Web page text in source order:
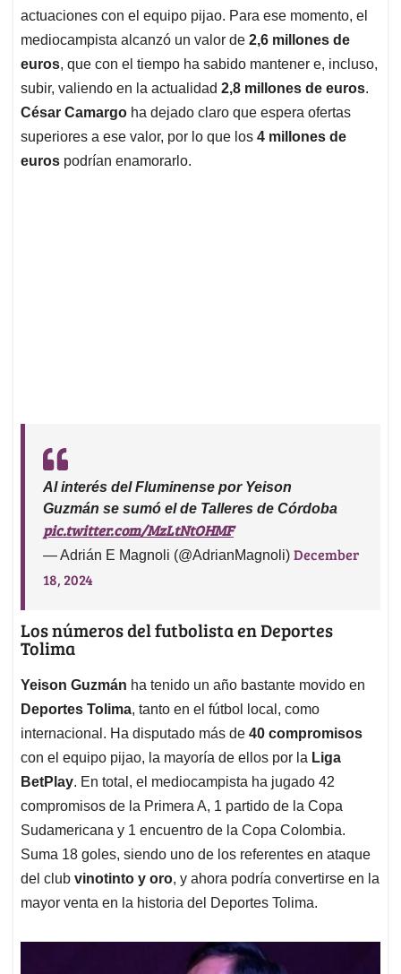
actuaciones con el equipo pijao. Para ese momento, el
mediocampista alcanzó un valor de 2,6 millones de
euros, que con el tiempo ha sabido mantener e, incluso,
subir, valiendo en la actualidad 2,8 millones de euros.
César Camargo ha dejado claro que espera ofertas
superiores a ese valor, por lo que los 4 millones de
euros podrían enamorarlo.
Al interés del Fluminense por Yeison
Guzmán se sumó el de Talleres de Córdoba
pic.twitter.com/MzLtNtOHMF
— Adrián E Magnoli (@AdrianMagnoli) December
18, 2024
Los números del futbolista en Deportes
Tolima
Yeison Guzmán ha tenido un año bastante movido en
Deportes Tolima, tanto en el fútbol local, como
internacional. Ha disputado más de 40 compromisos
con el equipo pijao, la mayoría de ellos por la Liga
BetPlay. En total, el mediocampista ha jugado 42
compromisos de la Primera A, 1 partido de la Copa
Sudamericana y 1 encuentro de la Copa Colombia.
Suma 18 goles, siendo uno de los referentes en ataque
del club vinotinto y oro, y ahora podría convertirse en la
mayor venta en la historia del Deportes Tolima.